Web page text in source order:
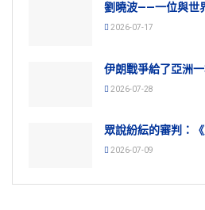
劉曉波——一位與世
2026-07-17
伊朗戰爭給了亞洲
2026-07-28
眾說紛紜的審判：
2026-07-09